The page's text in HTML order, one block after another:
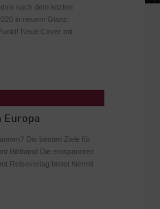
nach dem letzten
in neuem Glanz:
Neue Cover mit
Europa
Die besten Ziele für
Bildband Die entspannten
Reiseverlag bietet hiermit